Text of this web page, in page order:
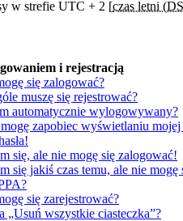
w strefie UTC + 2 [czas letni
i rejestracją
się zalogować?
muszę się rejestrować?
automatycznie wylogowywany?
zapobiec wyświetlaniu
się, ale nie mogę się zalogować!
się jakiś czas temu, ale nie
się zarejestrować?
„Usuń wszystkie ciasteczka”?